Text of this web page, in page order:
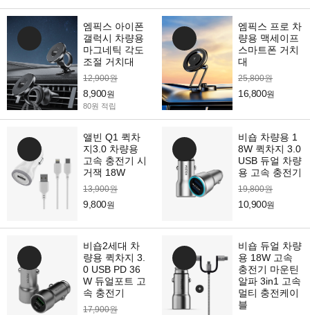
엠픽스 아이폰
갤럭시 차량용
마그네틱 각도
조절 거치대
12,900원
8,900원
80원 적립
엠픽스 프로 차
량용 맥세이프
스마트폰 거치
대
25,800원
16,800원
앨빈 Q1 퀵차
지3.0 차량용
고속 충전기 시
거잭 18W
13,900원
9,800원
비숍 차량용 1
8W 퀵차지 3.0
USB 듀얼 차량
용 고속 충전기
19,800원
10,900원
비숍2세대 차
량용 퀵차지 3.
0 USB PD 36
W 듀얼포트 고
속 충전기
17,900원
비숍 듀얼 차량
용 18W 고속
충전기 마운틴
알파 3in1 고속
멀티 충전케이
블